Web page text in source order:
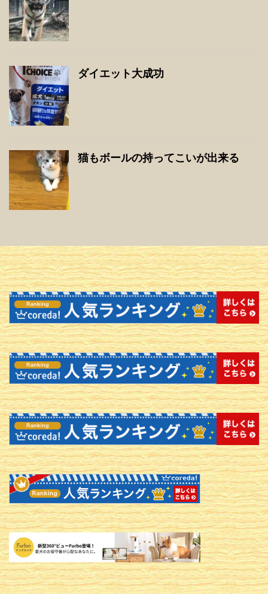
ダイエット大成功
猫もボールの持ってこいが出来る